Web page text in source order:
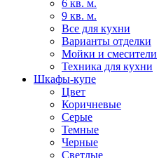
6 кв. м.
9 кв. м.
Все для кухни
Варианты отделки
Мойки и смесители
Техника для кухни
Шкафы-купе
Цвет
Коричневые
Серые
Темные
Черные
Светлые